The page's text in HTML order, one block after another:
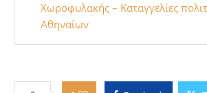
Χωροφυλακής – Καταγγελίες
Αθηναίων